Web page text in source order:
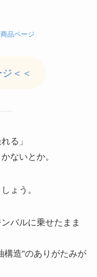
品ページ
＜＜
る」
ないとか。
ょう。
バルに乗せたまま
構造”のありがたみが